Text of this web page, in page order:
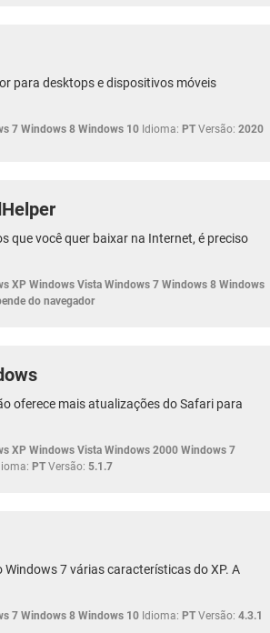
para desktops e dispositivos móveis
7 Windows 8 Windows 10 Idioma: PT Versão: 2020
que você quer baixar na Internet, é preciso
XP Windows Vista Windows 7 Windows 8 Windows
do navegador
oferece mais atualizações do Safari para
XP Windows Vista Windows 2000 Windows 7
PT Versão: 5.1.7
Windows 7 várias características do XP. A
7 Windows 8 Windows 10 Idioma: PT Versão: 4.3.1